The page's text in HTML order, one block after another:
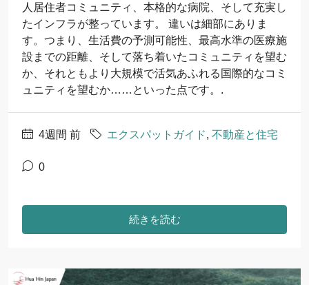
人居住者コミュニティ、本格的な病院、そして充実し
たインフラが整っています。 違いは細部にありま
す。つまり、生活費の予測可能性、最高水準の医療施
設までの距離、そして落ち着いたコミュニティを望む
か、それともより大規模で活気あふれる国際的なコミ
ュニティを望むか……といった点です。.
4週間 前 エクスパットガイド, 不動産と住宅
0
続きを読む